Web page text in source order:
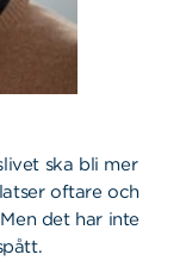
ska bli mer
oftare och
det har inte